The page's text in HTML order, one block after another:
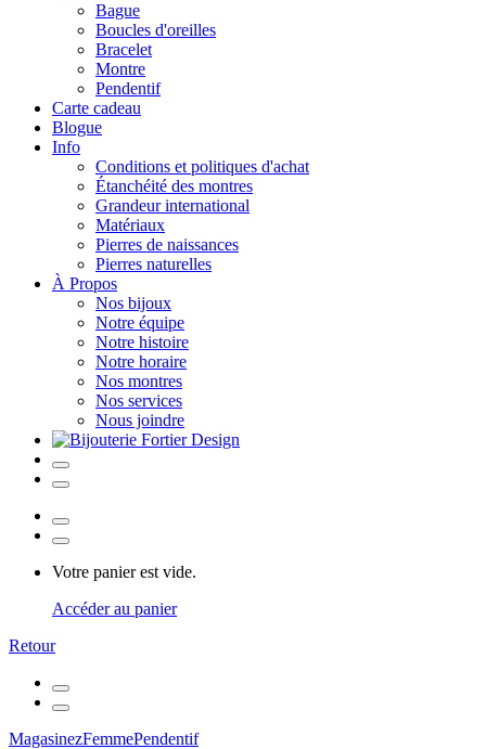
Bague
Boucles d'oreilles
Bracelet
Montre
Pendentif
Carte cadeau
Blogue
Info
Conditions et politiques d'achat
Étanchéité des montres
Grandeur international
Matériaux
Pierres de naissances
Pierres naturelles
À Propos
Nos bijoux
Notre équipe
Notre histoire
Notre horaire
Nos montres
Nos services
Nous joindre
Votre panier est vide.
Accéder au panier
Retour
MagasinezFemmePendentif